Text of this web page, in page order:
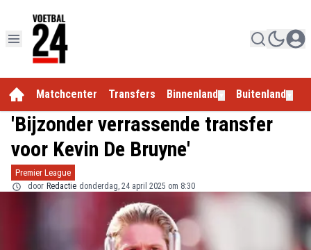
Matchcenter Transfers Binnenland Buitenland
'Bijzonder verrassende transfer
voor Kevin De Bruyne'
Premier League
door Redactie donderdag, 24 april 2025 om 8:30